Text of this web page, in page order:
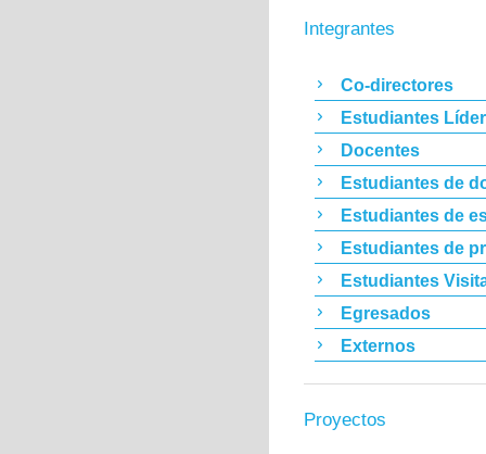
Integrantes
Co-directores
Estudiantes
Docentes
Estudiantes de
Estudiantes de
Estudiantes de
Estudiantes
Egresados
Externos
Proyectos